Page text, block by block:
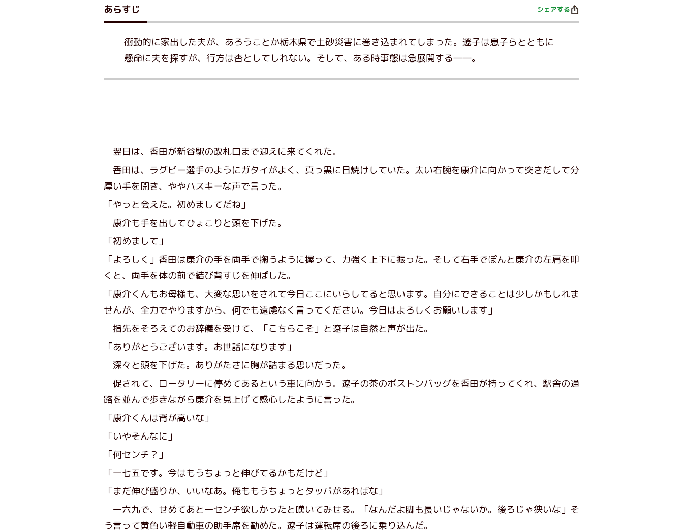
あらすじ シェアする
衝動的に家出した夫が、あろうことか栃木県で土砂災害に巻き込まれてしまった。遼子は息子らとともに
懸命に夫を探すが、行方は杳としてしれない。そして、ある時事態は急展開する――。
翌日は、香田が新谷駅の改札口まで迎えに来てくれた。
香田は、ラグビー選手のようにガタイがよく、真っ黒に日焼けしていた。太い右腕を康介に向かって突きだして分
厚い手を開き、ややハスキーな声で言った。
「やっと会えた。初めましてだね」
康介も手を出してひょこりと頭を下げた。
「初めまして」
「よろしく」香田は康介の手を両手で掬うように握って、力強く上下に振った。そして右手でぽんと康介の左肩を叩
くと、両手を体の前で結び背すじを伸ばした。
「康介くんもお母様も、大変な思いをされて今日ここにいらしてると思います。自分にできることは少しかもしれま
せんが、全力でやりますから、何でも遠慮なく言ってください。今日はよろしくお願いします」
指先をそろえてのお辞儀を受けて、「こちらこそ」と遼子は自然と声が出た。
「ありがとうございます。お世話になります」
深々と頭を下げた。ありがたさに胸が詰まる思いだった。
促されて、ロータリーに停めてあるという車に向かう。遼子の茶のボストンバッグを香田が持ってくれ、駅舎の通
路を並んで歩きながら康介を見上げて感心したように言った。
「康介くんは背が高いな」
「いやそんなに」
「何センチ？」
「一七五です。今はもうちょっと伸びてるかもだけど」
「まだ伸び盛りか、いいなあ。俺ももうちょっとタッパがあればな」
一六九で、せめてあと一センチ欲しかったと嘆いてみせる。「なんだよ脚も長いじゃないか。後ろじゃ狭いな」そ
う言って黄色い軽自動車の助手席を勧めた。遼子は運転席の後ろに乗り込んだ。